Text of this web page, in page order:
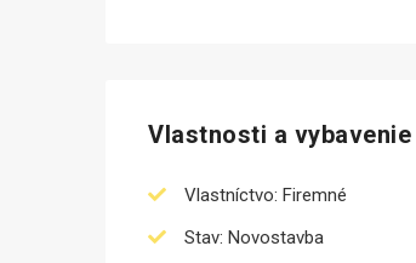
Vlastnosti a vybavenie
Vlastníctvo: Firemné
Stav: Novostavba